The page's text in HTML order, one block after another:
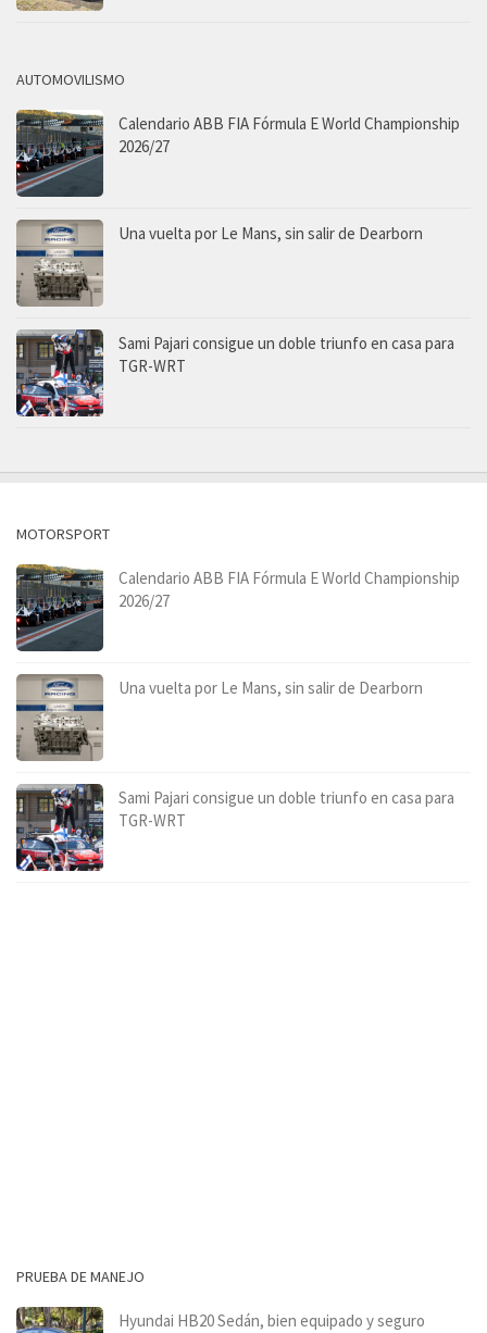
AUTOMOVILISMO
Calendario ABB FIA Fórmula E World Championship
2026/27
Una vuelta por Le Mans, sin salir de Dearborn
Sami Pajari consigue un doble triunfo en casa para
TGR-WRT
MOTORSPORT
Calendario ABB FIA Fórmula E World Championship
2026/27
Una vuelta por Le Mans, sin salir de Dearborn
Sami Pajari consigue un doble triunfo en casa para
TGR-WRT
PRUEBA DE MANEJO
Hyundai HB20 Sedán, bien equipado y seguro